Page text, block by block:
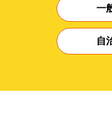
一
自